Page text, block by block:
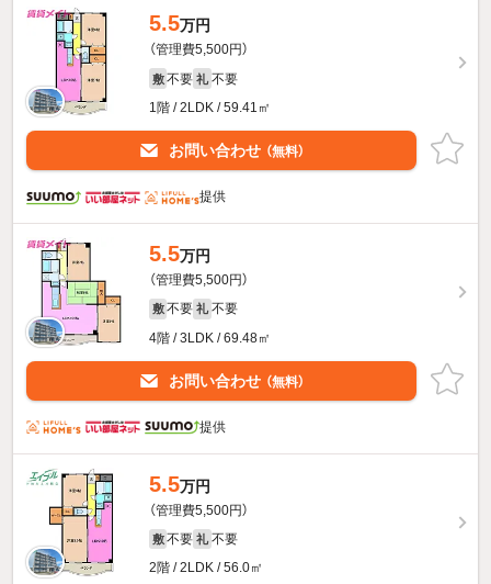
5.5万円
（管理費5,500円）
敷 不要 礼 不要
1階 / 2LDK / 59.41㎡
お問い合わせ （無料）
提供
5.5万円
（管理費5,500円）
敷 不要 礼 不要
4階 / 3LDK / 69.48㎡
お問い合わせ （無料）
提供
5.5万円
（管理費5,500円）
敷 不要 礼 不要
2階 / 2LDK / 56.0㎡